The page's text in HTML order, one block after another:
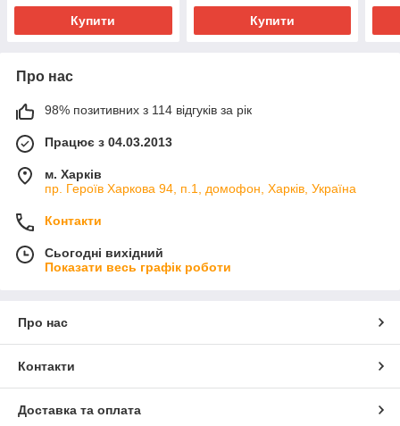
Купити Купити
Про нас
98% позитивних з 114 відгуків за рік
Працює з 04.03.2013
м. Харків
пр. Героїв Харкова 94, п.1, домофон, Харків, Україна
Контакти
Сьогодні вихідний
Показати весь графік роботи
Про нас
Контакти
Доставка та оплата